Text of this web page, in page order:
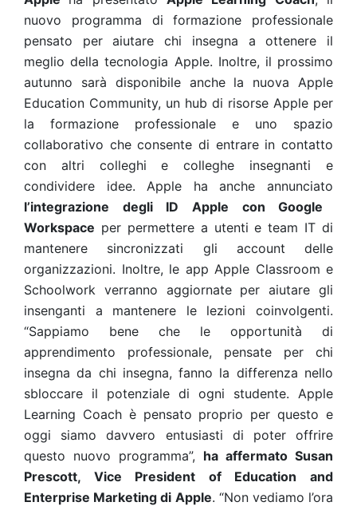
nuovo programma di formazione professionale
pensato per aiutare chi insegna a ottenere il
meglio della tecnologia Apple. Inoltre, il prossimo
autunno sarà disponibile anche la nuova Apple
Education Community, un hub di risorse Apple per
la formazione professionale e uno spazio
collaborativo che consente di entrare in contatto
con altri colleghi e colleghe insegnanti e
condividere idee. Apple ha anche annunciato
l’integrazione degli ID Apple con Google
Workspace per permettere a utenti e team IT di
mantenere sincronizzati gli account delle
organizzazioni. Inoltre, le app Apple Classroom e
Schoolwork verranno aggiornate per aiutare gli
insenganti a mantenere le lezioni coinvolgenti.
“Sappiamo bene che le opportunità di
apprendimento professionale, pensate per chi
insegna da chi insegna, fanno la differenza nello
sbloccare il potenziale di ogni studente. Apple
Learning Coach è pensato proprio per questo e
oggi siamo davvero entusiasti di poter offrire
questo nuovo programma”, ha affermato Susan
Prescott, Vice President of Education and
Enterprise Marketing di Apple. “Non vediamo l’ora